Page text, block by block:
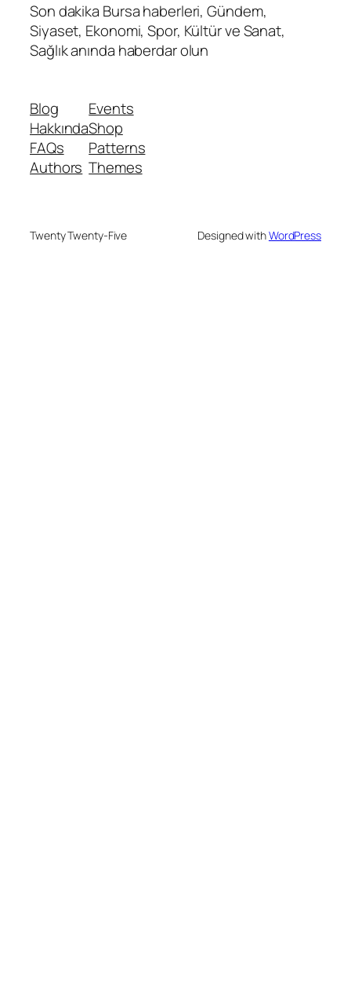
Son dakika Bursa haberleri, Gündem,
Siyaset, Ekonomi, Spor, Kültür ve Sanat,
Sağlık anında haberdar olun
Blog
Hakkında
FAQs
Authors
Events
Shop
Patterns
Themes
Twenty Twenty-Five Designed withWordPress